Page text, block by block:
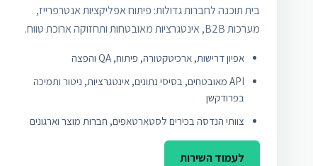
בית תוכנה לחברות גדולות: פיתוח אפליקציות אנטרפרייז,
מערכות B2B, אינטגרציות מאובטחות ותחזוקה ארוכת טווח.
אפיון דרישות, ארכיטקטורה, פיתוח, QA והפצה
API מאובטחים, בסיסי נתונים, אינטגרציות, ניטור ותמיכה
בפרודקשן
צוותי הנדסה בכירים לסטארטאפים, חברות מוצר וארגונים
לעמוד השירות